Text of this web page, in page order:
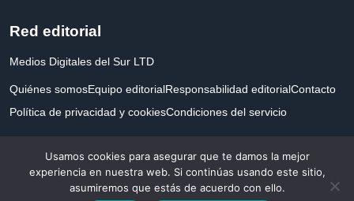
Red editorial
Medios Digitales del Sur LTD
Quiénes somosEquipo editorialResponsabilidad editorialContacto
Política de privacidad y cookiesCondiciones del servicio
Usamos cookies para asegurar que te damos la mejor
experiencia en nuestra web. Si continúas usando este sitio,
asumiremos que estás de acuerdo con ello.